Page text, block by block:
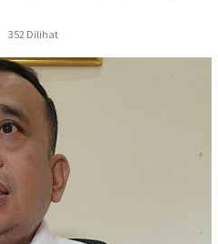
352 Dilihat